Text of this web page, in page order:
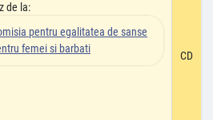
de la:
pentru egalitatea de sanse
femei si barbati
CD